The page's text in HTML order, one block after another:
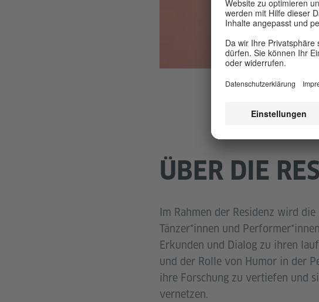
ÜBER DIE
Im Rahmen der Residenz wird
Tänzer*innen und
Erkunden und Dialog zu ihren
und der Rolle von Humor in der
ihre Forschung zu vertiefen und
vernetzen.